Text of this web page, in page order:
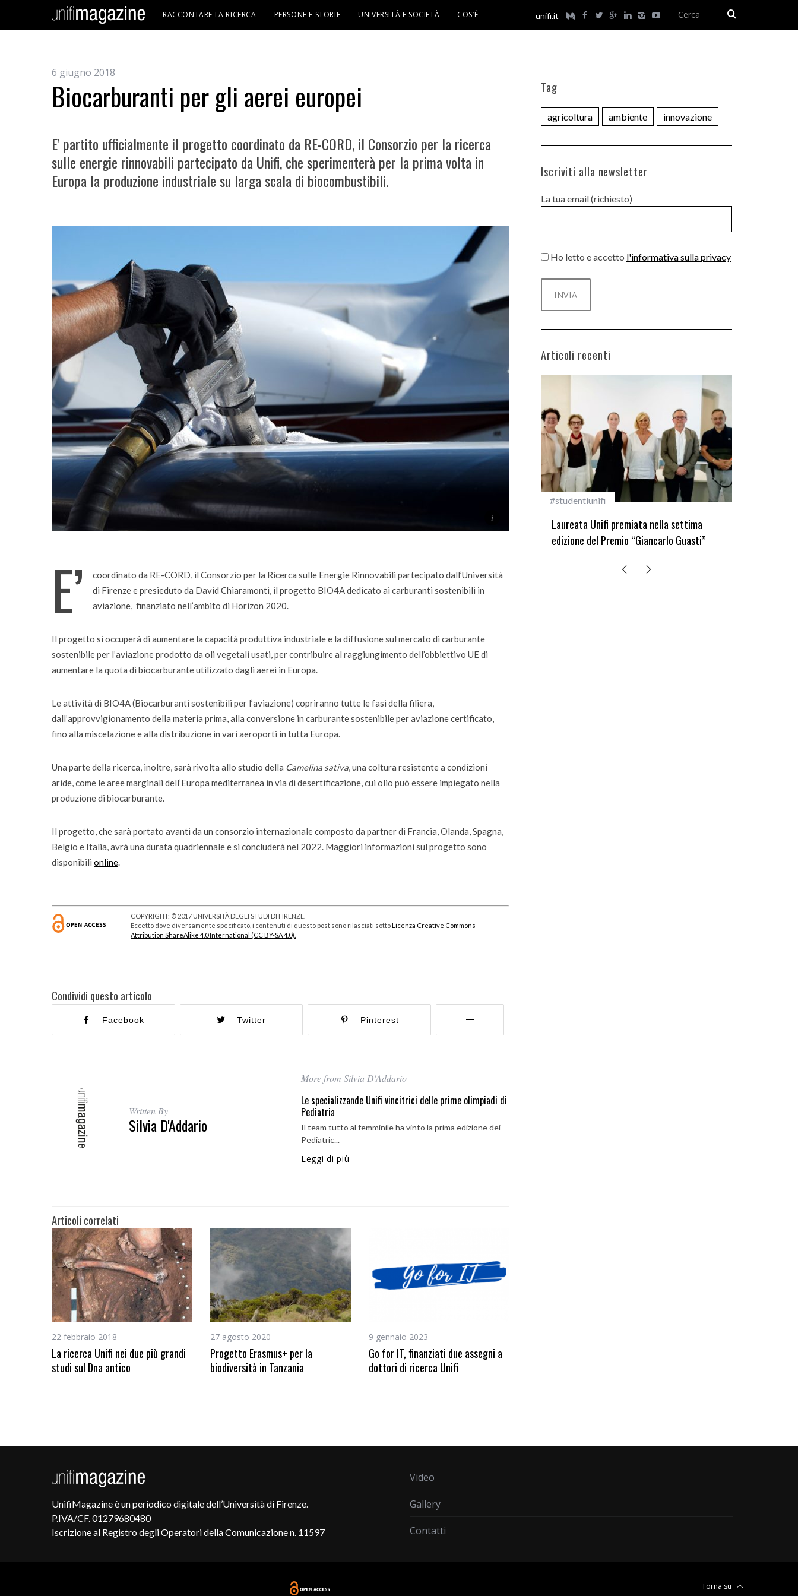
unifi.it
RACCONTARE LA RICERCA PERSONE E STORIE UNIVERSITÀ E SOCIETÀ COS’È
6 giugno 2018
Biocarburanti per gli aerei europei
E' partito ufficialmente il progetto coordinato da RE-CORD, il Consorzio per la ricerca
sulle energie rinnovabili partecipato da Unifi, che sperimenterà per la prima volta in
Europa la produzione industriale su larga scala di biocombustibili.
E’
coordinato da RE-CORD, il Consorzio per la Ricerca sulle Energie Rinnovabili partecipato dall’Università
di Firenze e presieduto da David Chiaramonti, il progetto BIO4A dedicato ai carburanti sostenibili in
aviazione, finanziato nell’ambito di Horizon 2020.
Il progetto si occuperà di aumentare la capacità produttiva industriale e la diffusione sul mercato di carburante
sostenibile per l’aviazione prodotto da oli vegetali usati, per contribuire al raggiungimento dell’obbiettivo UE di
aumentare la quota di biocarburante utilizzato dagli aerei in Europa.
Le attività di BIO4A (Biocarburanti sostenibili per l’aviazione) copriranno tutte le fasi della filiera,
dall’approvvigionamento della materia prima, alla conversione in carburante sostenibile per aviazione certificato,
fino alla miscelazione e alla distribuzione in vari aeroporti in tutta Europa.
Una parte della ricerca, inoltre, sarà rivolta allo studio della Camelina sativa, una coltura resistente a condizioni
aride, come le aree marginali dell’Europa mediterranea in via di desertificazione, cui olio può essere impiegato nella
produzione di biocarburante.
Il progetto, che sarà portato avanti da un consorzio internazionale composto da partner di Francia, Olanda, Spagna,
Belgio e Italia, avrà una durata quadriennale e si concluderà nel 2022. Maggiori informazioni sul progetto sono
disponibili online.
COPYRIGHT: © 2017 UNIVERSITÀ DEGLI STUDI DI FIRENZE.
Eccetto dove diversamente specificato, i contenuti di questo post sono rilasciati sottoLicenza Creative Commons
Attribution ShareAlike 4.0 International (CC BY-SA 4.0).
Condividi questo articolo
Facebook Twitter Pinterest
Written By
Silvia D'Addario
More from Silvia D'Addario
Le specializzande Unifi vincitrici delle prime olimpiadi di
Pediatria
Il team tutto al femminile ha vinto la prima edizione dei
Pediatric...
Leggi di più
Articoli correlati
22 febbraio 2018
La ricerca Unifi nei due più grandi
studi sul Dna antico
27 agosto 2020
Progetto Erasmus+ per la
biodiversità in Tanzania
9 gennaio 2023
Go for IT, finanziati due assegni a
dottori di ricerca Unifi
Tag
agricoltura ambiente innovazione
Iscriviti alla newsletter
La tua email (richiesto)
Ho letto e accetto l'informativa sulla privacy
Articoli recenti
Incarichi e riconoscimenti
Quando la robotica ascolta la voce dei
Didattica del futuro tra presenza e online:
#studentiunifi
Laureata Unifi premiata nella settima
edizione del Premio “Giancarlo Guasti”
UnifiMagazine è un periodico digitale dell’Università di Firenze.
P.IVA/CF. 01279680480
Iscrizione al Registro degli Operatori della Comunicazione n. 11597
Video
Gallery
Contatti
Torna su